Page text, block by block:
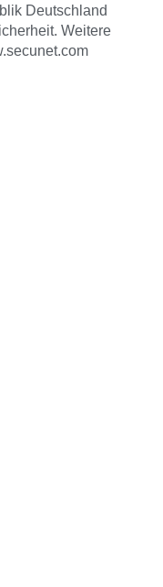
Deutschland
Weitere